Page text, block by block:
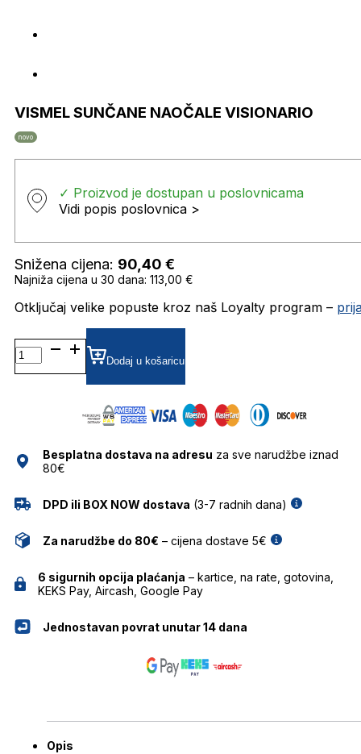
VISMEL SUNČANE NAOČALE VISIONARIO
novo
✓ Proizvod je dostupan u poslovnicama
Vidi popis poslovnica >
Snižena cijena: 90,40 €
Najniža cijena u 30 dana: 113,00 €
Otključaj velike popuste kroz naš Loyalty program –
VISMEL SUNČANE
NAOČALE
VISIONARIO
Dodaj u košaricu
Besplatna dostava na adresu za sve narudžbe iznad
80€
DPD ili BOX NOW dostava (3-7 radnih dana)
Za narudžbe do 80€ – cijena dostave 5€
6 sigurnih opcija plaćanja – kartice, na rate, gotovina,
KEKS Pay, Aircash, Google Pay
Jednostavan povrat unutar 14 dana
Opis